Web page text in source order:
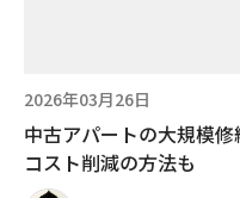
2026年03月26日
中古アパートの大規模
コスト削減の方法も